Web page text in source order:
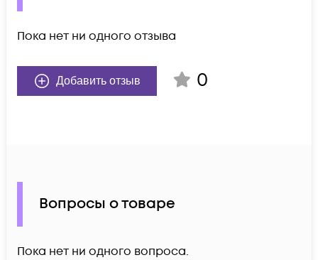
Пока нет ни одного отзыва
Добавить отзыв 0
Вопросы о товаре
Пока нет ни одного вопроса.